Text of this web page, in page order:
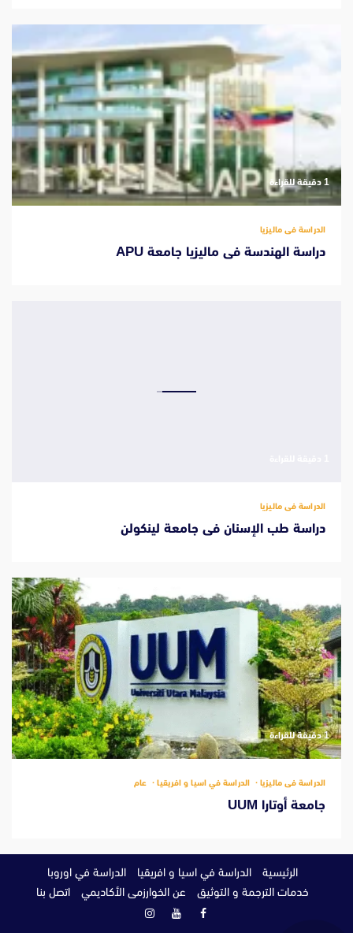
‫1 دقيقة للقراءة
الدراسة فى ماليزيا
دراسة الهندسة فى ماليزيا جامعة APU
الدراسة فى ماليزيا
دراسة طب الإسنان فى جامعة لينكولن
‫1 دقيقة للقراءة
الدراسة فى ماليزيا الدراسة في اسيا و افريقيا عام
جامعة أوتارا UUM
الرئيسية الدراسة في اسيا و افريقيا
الدراسة في اوروبا
خدمات الترجمة و التوثيق
عن الخوارزمى الأكاديمي اتصل بنا
فيسبوكيوتيوبانستغرام